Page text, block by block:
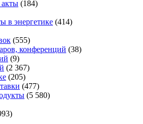
акты (184)
в энергетике (414)
(555)
конференций (38)
(9)
(2 367)
(205)
(477)
(5 580)